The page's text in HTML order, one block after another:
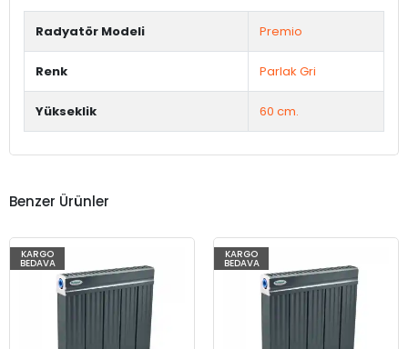
Radyatör Modeli Premio
Renk Parlak Gri
Yükseklik 60 cm.
Benzer Ürünler
KARGO
BEDAVA
KARGO
BEDAVA